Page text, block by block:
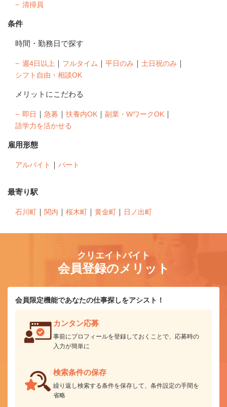
清掃員
条件
時間・勤務日で探す
週4日以上 ｜ フルタイム ｜ 平日のみ ｜ 土日祝のみ ｜
シフト自由・相談OK
メリットにこだわる
即日 ｜ 急募 ｜ 扶養内OK ｜ 副業・WワークOK ｜
語学力を活かせる
雇用形態
アルバイト ｜ パート
最寄り駅
石川町 ｜ 関内 ｜ 桜木町 ｜ 黄金町 ｜ 日ノ出町
クリエイトバイト
会員登録のメリット
会員限定機能であなたの仕事探しをアシスト！
カンタン応募
事前にプロフィールを登録しておくことで、応募時の
入力が簡単に
検索条件の保存
繰り返し検索する条件を保存して、条件設定の手間を
省略